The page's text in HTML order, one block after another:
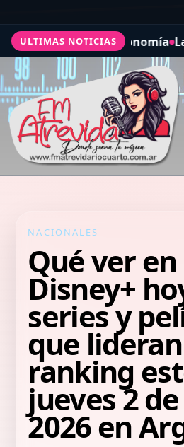
ULTIMAS NOTICIAS
mucha más Agronomía La
NACIONALES
Qué ver en
Disney+
series y
que
ranking
jueves 2
2026 en